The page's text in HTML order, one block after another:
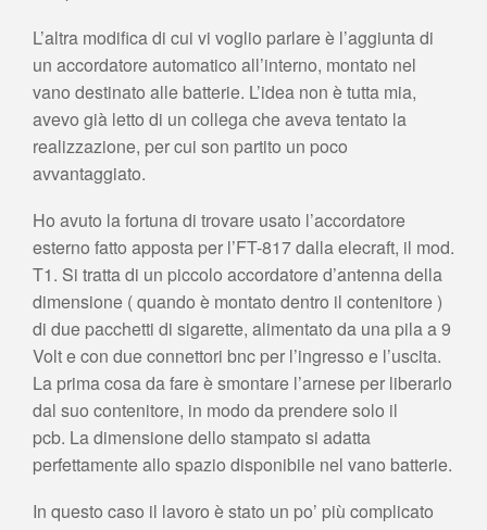
L’altra modifica di cui vi voglio parlare è l’aggiunta di
un accordatore automatico all’interno, montato nel
vano destinato alle batterie. L’idea non è tutta mia,
avevo già letto di un collega che aveva tentato la
realizzazione, per cui son partito un poco
avvantaggiato.
Ho avuto la fortuna di trovare usato l’accordatore
esterno fatto apposta per l’FT-817 dalla elecraft, il mod.
T1. Si tratta di un piccolo accordatore d’antenna della
dimensione ( quando è montato dentro il contenitore )
di due pacchetti di sigarette, alimentato da una pila a 9
Volt e con due connettori bnc per l’ingresso e l’uscita.
La prima cosa da fare è smontare l’arnese per liberarlo
dal suo contenitore, in modo da prendere solo il
pcb. La dimensione dello stampato si adatta
perfettamente allo spazio disponibile nel vano batterie.
In questo caso il lavoro è stato un po’ più complicato